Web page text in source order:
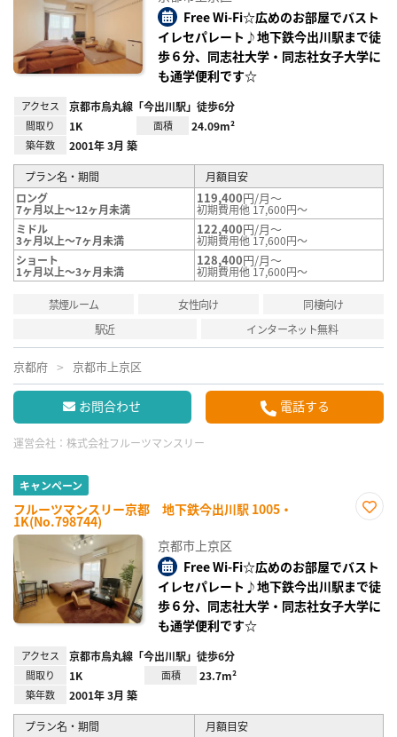
録
Free Wi-Fi☆広めのお部屋でバスト
イレセパレート♪地下鉄今出川駅まで徒
歩６分、同志社大学・同志社女子大学に
も通学便利です☆
アクセス 京都市烏丸線「今出川駅」徒歩6分
間取り 1K 面積 24.09m²
築年数 2001年 3月 築
プラン名・期間
月額目安
ロング
7ヶ月以上～12ヶ月未満
119,400円/月～
初期費用他 17,600円～
ミドル
3ヶ月以上～7ヶ月未満
122,400円/月～
初期費用他 17,600円～
ショート
1ヶ月以上～3ヶ月未満
128,400円/月～
初期費用他 17,600円～
禁煙ルーム 女性向け
同棲向け
駅近
インターネット無料
京都府 京都市上京区
お問合わせ 電話する
運営会社： 株式会社フルーツマンスリー
キャンペーン
フルーツマンスリー京都 地下鉄今出川駅 1005・
1K(No.798744)
録
京都市上京区
Free Wi-Fi☆広めのお部屋でバスト
イレセパレート♪地下鉄今出川駅まで徒
歩６分、同志社大学・同志社女子大学に
も通学便利です☆
アクセス 京都市烏丸線「今出川駅」徒歩6分
間取り 1K 面積 23.7m²
築年数 2001年 3月 築
プラン名・期間
月額目安